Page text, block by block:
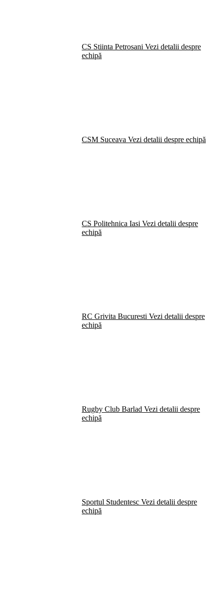
CS Stiinta Petrosani Vezi detalii despre
echipă
CSM Suceava Vezi detalii despre echipă
CS Politehnica Iasi Vezi detalii despre
echipă
RC Grivita Bucuresti Vezi detalii despre
echipă
Rugby Club Barlad Vezi detalii despre
echipă
Sportul Studentesc Vezi detalii despre
echipă